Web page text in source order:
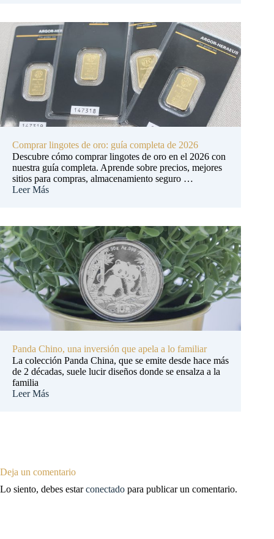
Comprar lingotes de oro: guía completa de 2026
Descubre cómo comprar lingotes de oro en el 2026 con
nuestra guía completa. Aprende sobre precios, mejores
sitios para compras, almacenamiento seguro …
Leer Más
Panda Chino, una inversión que apela a lo familiar
La colección Panda China, que se emite desde hace más
de 2 décadas, suele lucir diseños donde se ensalza a la
familia
Leer Más
Deja un comentario
Lo siento, debes estarconectado para publicar un comentario.